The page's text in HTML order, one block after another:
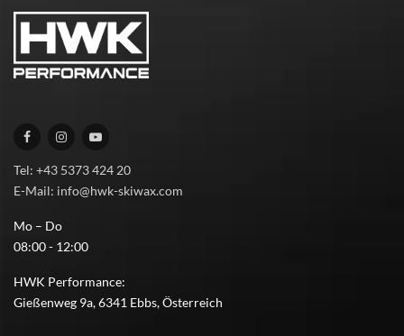
Tel: +43 5373 424 20
E-Mail: info@hwk-skiwax.com
Mo – Do
08:00 - 12:00
HWK Performance:
Gießenweg 9a, 6341 Ebbs, Österreich